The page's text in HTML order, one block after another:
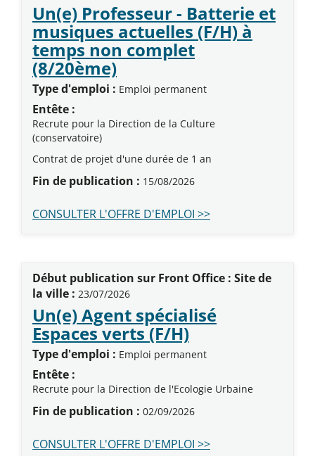
Un(e) Professeur - Batterie et
musiques actuelles (F/H) à
temps non complet
(8/20ème)(Nouvelle fenêtre)
Type d'emploi : Emploi permanent
Entête :
Recrute pour la Direction de la Culture
(conservatoire)
Contrat de projet d'une durée de 1 an
Fin de publication : 15/08/2026
CONSULTER L'OFFRE D'EMPLOI >>
Début publication sur Front Office : Site de
la ville : 23/07/2026
Un(e) Agent spécialisé
Espaces verts (F/H)(Nouvelle
Type d'emploi : Emploi permanent
Entête :
Recrute pour la Direction de l'Ecologie Urbaine
Fin de publication : 02/09/2026
CONSULTER L'OFFRE D'EMPLOI >>